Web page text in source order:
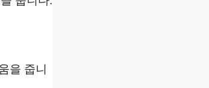
을 줍니